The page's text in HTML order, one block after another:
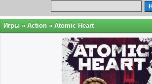
Игры » Action » Atomic Heart